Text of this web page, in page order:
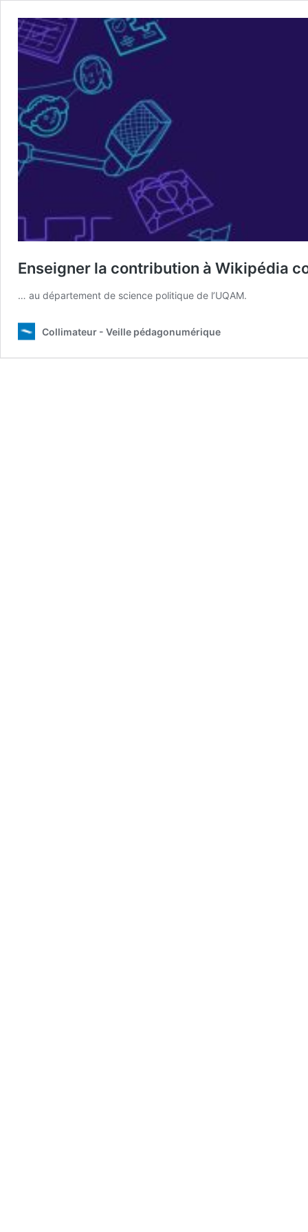
Enseigner la contribution à Wikipédia
… au département de science politique de l’UQAM.
Collimateur - Veille pédagonumérique